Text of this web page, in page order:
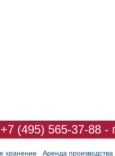
(495) 565-37-88
хранение Аренда производства